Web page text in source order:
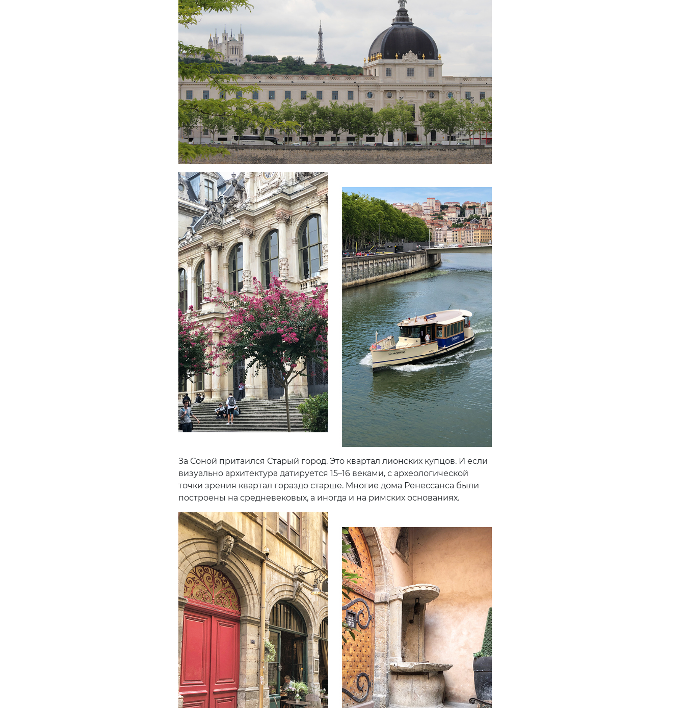
За Соной притаился Старый город. Это квартал лионских купцов. И если
визуально архитектура датируется 15–16 веками, с археологической
точки зрения квартал гораздо старше. Многие дома Ренессанса были
построены на средневековых, а иногда и на римских основаниях.